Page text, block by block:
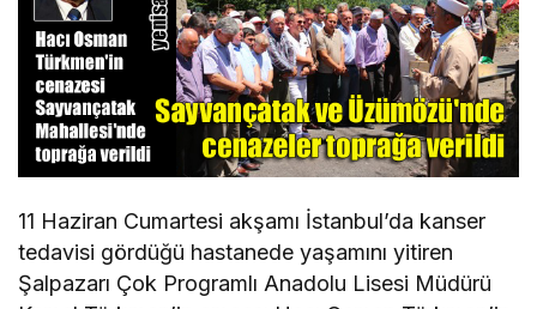
11 Haziran Cumartesi akşamı İstanbul’da kanser
tedavisi gördüğü hastanede yaşamını yitiren
Şalpazarı Çok Programlı Anadolu Lisesi Müdürü